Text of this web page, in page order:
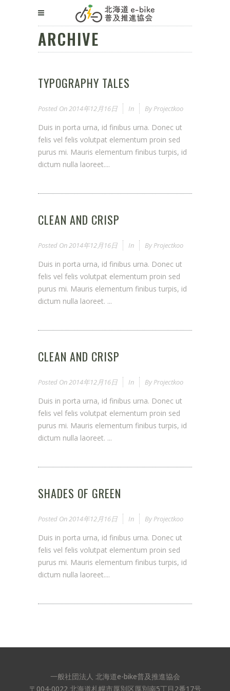
ARCHIVE
TYPOGRAPHY TALES
Posted On2014年12月16日 In By Projectkoo
Duis in porta urna, id finibus urna. Donec ut
felis vel felis volutpat elementum proin sed
purus mi. Mauris elementum finibus turpis, id
dictum nulla laoreet....
CLEAN AND CRISP
Posted On2014年12月16日 In By Projectkoo
Duis in porta urna, id finibus urna. Donec ut
felis vel felis volutpat elementum proin sed
purus mi. Mauris elementum finibus turpis, id
dictum nulla laoreet. ...
CLEAN AND CRISP
Posted On2014年12月16日 In By Projectkoo
Duis in porta urna, id finibus urna. Donec ut
felis vel felis volutpat elementum proin sed
purus mi. Mauris elementum finibus turpis, id
dictum nulla laoreet. ...
SHADES OF GREEN
Posted On2014年12月16日 In By Projectkoo
Duis in porta urna, id finibus urna. Donec ut
felis vel felis volutpat elementum proin sed
purus mi. Mauris elementum finibus turpis, id
dictum nulla laoreet....
一般社団法人 北海道e-bike普及推進協会
〒004-0022 北海道札幌市厚別区厚別南5丁目2番17号